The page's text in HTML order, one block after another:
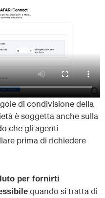
di condivisione della
è soggetta anche sulla
che gli agenti
prima di richiedere
per fornirti
quando si tratta di